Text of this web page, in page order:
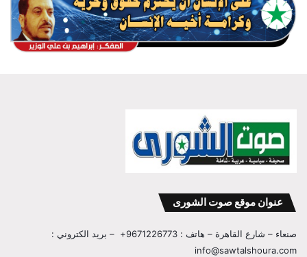
عنوان موقع صوت الشورى
صنعاء – شارع القاهرة – هاتف : 9671226773+ – بريد الكتروني :
info@sawtalshoura.com